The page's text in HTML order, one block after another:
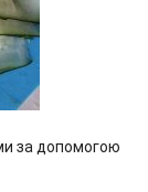
за допомогою